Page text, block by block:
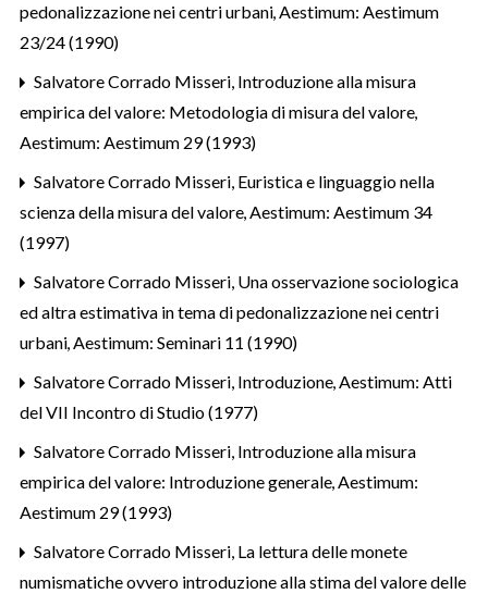
pedonalizzazione nei centri urbani,Aestimum: Aestimum
23/24 (1990)
Salvatore Corrado Misseri, Introduzione alla misura
empirica del valore: Metodologia di misura del valore,
Aestimum: Aestimum 29 (1993)
Salvatore Corrado Misseri, Euristica e linguaggio nella
scienza della misura del valore,Aestimum: Aestimum 34
(1997)
Salvatore Corrado Misseri, Una osservazione sociologica
ed altra estimativa in tema di pedonalizzazione nei centri
urbani,Aestimum: Seminari 11 (1990)
Salvatore Corrado Misseri, Introduzione,Aestimum: Atti
del VII Incontro di Studio (1977)
Salvatore Corrado Misseri, Introduzione alla misura
empirica del valore: Introduzione generale,Aestimum:
Aestimum 29 (1993)
Salvatore Corrado Misseri, La lettura delle monete
numismatiche ovvero introduzione alla stima del valore delle